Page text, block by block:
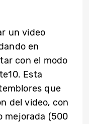
un video
en
con el modo
Esta
que
del video, con
mejorada (500